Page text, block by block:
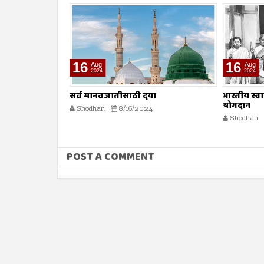
16 Aug
2024
भारतीय स्वातंत्र्य लढ्यातील स्त्रियांचे
योगदान
16 Aug
2024
मधमाशी
Shodhan
POST A COMMENT